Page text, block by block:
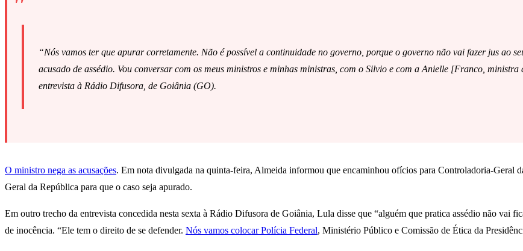
“Nós vamos ter que apurar corretamente. Não é possível a continuidade no governo, porque o governo não vai fazer jus ao
acusado de assédio. Vou conversar com os meus ministros e minhas ministras, com o Silvio e com a Anielle [Franco,
entrevista à Rádio Difusora, de Goiânia (GO).
O ministro nega as acusações. Em nota divulgada na quinta-feira, Almeida informou que encaminhou ofícios para Controladoria-Geral
Geral da República para que o caso seja apurado.
Em outro trecho da entrevista concedida nesta sexta à Rádio Difusora de Goiânia, Lula disse que “alguém que pratica assédio não vai
de inocência. “Ele tem o direito de se defender. Nós vamos colocar Polícia Federal, Ministério Público e Comissão de Ética da